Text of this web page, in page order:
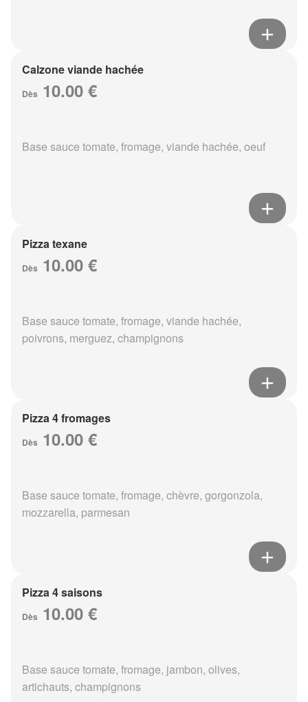
Calzone viande hachée
Dès 10.00 €
Base sauce tomate, fromage, viande hachée, oeuf
Pizza texane
Dès 10.00 €
Base sauce tomate, fromage, viande hachée,
poivrons, merguez, champignons
Pizza 4 fromages
Dès 10.00 €
Base sauce tomate, fromage, chèvre, gorgonzola,
mozzarella, parmesan
Pizza 4 saisons
Dès 10.00 €
Base sauce tomate, fromage, jambon, olives,
artichauts, champignons